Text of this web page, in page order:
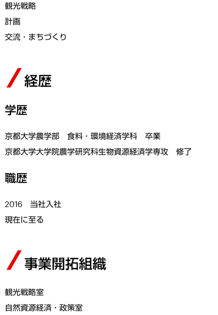
観光戦略
計画
交流・まちづくり
経歴
学歴
京都大学農学部 食料・環境経済学科 卒業
京都大学大学院農学研究科生物資源経済学専攻 修了
職歴
2016 当社入社
現在に至る
事業開拓組織
観光戦略室
自然資源経済・政策室